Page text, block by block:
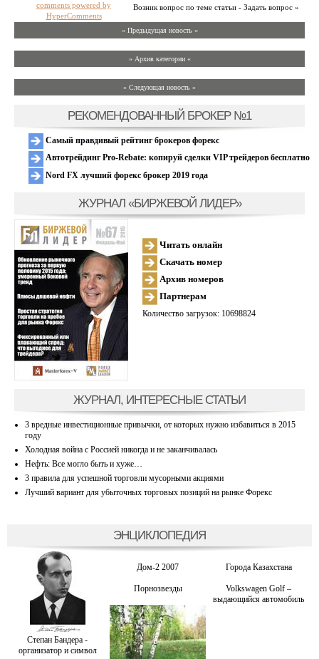
Возник вопрос по теме статьи - Задать вопрос »
comments powered by
HyperComments
« Предыдущая новость «
» Архив категории «
» Следующая новость »
РЕКОМЕНДОВАННЫЙ БРОКЕР №1
Самый правдивый рейтинг брокеров форекс
Автотрейдинг Pro-Rebate: копируй сделки VIP трейдеров бесплатно
Nord FX лучший форекс брокер 2019 года
ЖУРНАЛ «БИРЖЕВОЙ ЛИДЕР»
Читать онлайн
Скачать номер
Архив номеров
Партнерам
Количество загрузок: 10698824
ЖУРНАЛ, ИНТЕРЕСНЫЕ СТАТЬИ
3 вредные инвестиционные привычки, от которых нужно избавиться в 2015
году
Холодная война с Россией никогда и не заканчивалась
Нефть: Все могло быть и хуже…
3 правила для успешной торговли мусорными акциями
Лучший вариант для убыточных торговых позиций на рынке Форекс
ЭНЦИКЛОПЕДИЯ
Степан Бандера -
организатор и символ
Дом-2 2007 Города Казахстана
Порнозвезды
Volkswagen Golf –
выдающийся автомобиль